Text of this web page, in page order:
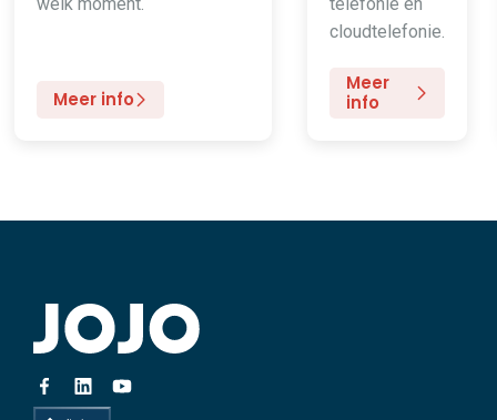
Meer info
cloudtelefonie.
Meer
info